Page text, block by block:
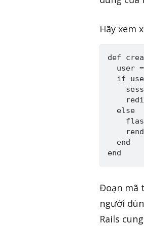
Hãy xem
def
user
if
  else
  end
Đoạn mã
người
Rails